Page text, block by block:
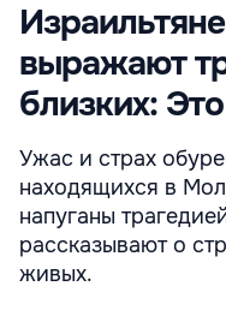
выражают
близких:
Ужас и страх
находящихся в
напуганы
рассказывают о
живых.